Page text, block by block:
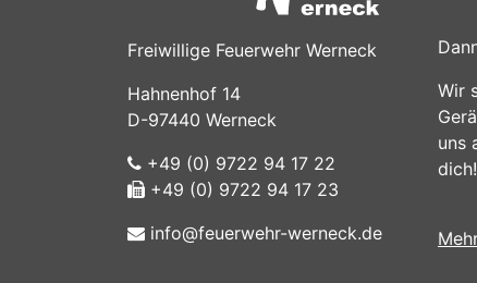
Freiwillige Feuerwehr Werneck
Hahnenhof 14
D-97440 Werneck
+49 (0) 9722 94 17 22
+49 (0) 9722 94 17 23
info@feuerwehr-werneck.de
Wir
uns
dich!